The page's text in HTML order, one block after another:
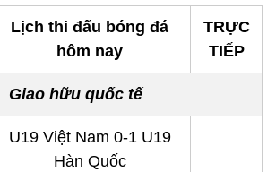
Lịch thi đấu bóng đá
hôm nay
TRỰC
TIẾP
Giao hữu quốc tế
U19 Việt Nam 0-1 U19
Hàn Quốc